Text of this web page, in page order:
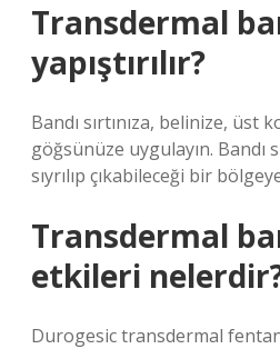
Transdermal
yapıştırılır?
Bandı sırtınıza, belinize, üst
göğsünüze uygulayın. Bandı
sıyrılıp çıkabileceği bir
Transdermal
etkileri
Durogesic transdermal